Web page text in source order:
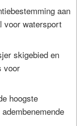
aan
voor watersport
skigebied en
voor
hoogste